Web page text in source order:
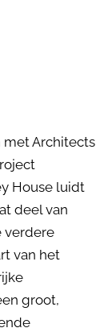
Architects
House luidt
deel van
verdere
van het
groot,